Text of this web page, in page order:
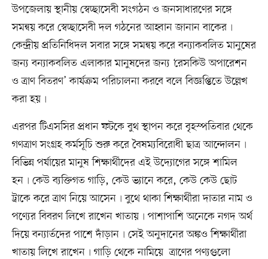
উপজেলায় স্থানীয় স্বেচ্ছাসেবী সংগঠন ও জনসাধারণের সঙ্গে
সমন্বয় করে স্বেচ্ছাসেবী দল গঠনের আহ্বান জানান বাকের৷
কেন্দ্রীয় প্রতিনিধিদল সবার সঙ্গে সমন্বয় করে বন্যাকবলিত মানুষের
জন্য বন্যাকবলিত এলাকার মানুষদের জন্য ‘রেসকিউ অপারেশন
ও ত্রাণ বিতরণ’ কার্যক্রম পরিচালনা করবে বলে বিজ্ঞপ্তিতে উল্লেখ
করা হয়৷
এরপর টিএসসির প্রধান ফটকে বুথ স্থাপন করে বৃহস্পতিবার থেকে
গণত্রাণ সংগ্রহ কর্মসূচি শুরু করে বৈষম্যবিরোধী ছাত্র আন্দোলন৷
বিভিন্ন পর্যায়ের মানুষ শিক্ষার্থীদের এই উদ্যোগের সঙ্গে শামিল
হন৷ কেউ ব্যক্তিগত গাড়ি, কেউ ভ্যানে করে, কেউ কেউ ছোট
ট্রাকে করে ত্রাণ নিয়ে আসেন৷ বুথে থাকা শিক্ষার্থীরা দাতার নাম ও
পণ্যের বিবরণ লিখে রাখেন খাতায়৷ পাশাপাশি অনেকে নগদ অর্থ
দিয়ে বন্যার্তদের পাশে দাঁড়ান৷ সেই অনুদানের অঙ্কও শিক্ষার্থীরা
খাতায় লিখে রাখেন৷ গাড়ি থেকে নামিয়ে ত্রাণের পণ্যগুলো